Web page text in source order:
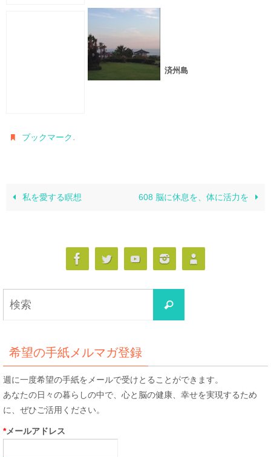
済州島
ブックマーク.
私を愛する瞑想 608 脳に休息を、体に活力を
検
索
希望の手紙メルマガ登録
週に一度希望の手紙をメールで受けとることができます。
あなたの日々の暮らしの中で、心と脳の健康、幸せを実現するため
に、ぜひご活用ください。
*メールアドレス